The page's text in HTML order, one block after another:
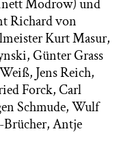
Modrow) und
Richard von
Kurt Masur,
Günter Grass
Jens Reich,
Forck, Carl
Schmude, Wulf
Antje